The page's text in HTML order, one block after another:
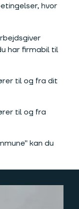
hvor
har firmabil til
til og fra dit
til og fra
kan du